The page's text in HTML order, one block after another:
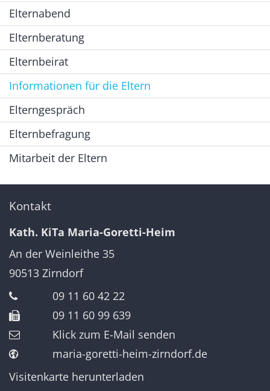
Elternabend
Elternberatung
Elternbeirat
Informationen für die Eltern
Elterngespräch
Elternbefragung
Mitarbeit der Eltern
Kontakt
Kath. KiTa Maria-Goretti-Heim
An der Weinleithe 35
90513 Zirndorf
09 11 60 42 22
09 11 60 99 639
Klick zum E-Mail senden
maria-goretti-heim-zirndorf.de
Visitenkarte herunterladen